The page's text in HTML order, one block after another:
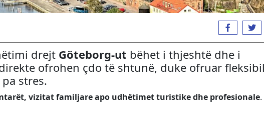
drejt Göteborg-ut bëhet i thjeshtë dhe i
ofrohen çdo të shtunë, duke ofruar
stres.
vizitat familjare apo udhëtimet turistike dhe profesionale